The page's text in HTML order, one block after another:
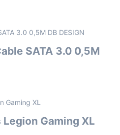
SATA 3.0 0,5M
Gaming XL